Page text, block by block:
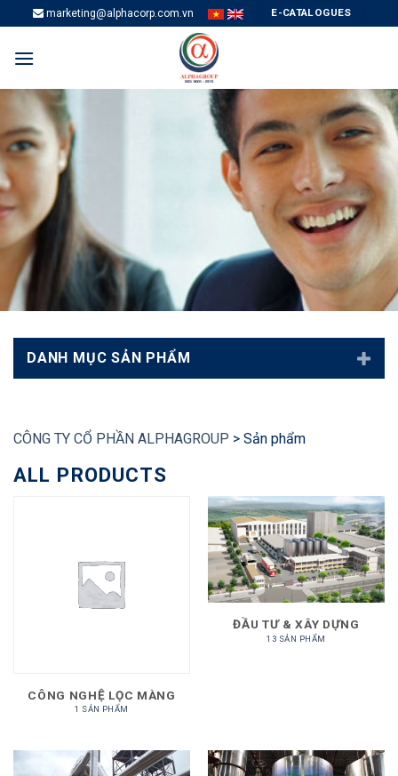
content
marketing@alphacorp.com.vn E-CATALOGUES
DANH MỤC SẢN PHẨM
CÔNG TY CỔ PHẦN ALPHAGROUP > Sản phẩm
ALL PRODUCTS
CÔNG NGHỆ LỌC MÀNG
1 SẢN PHẨM
ĐẦU TƯ & XÂY DỰNG
13 SẢN PHẨM